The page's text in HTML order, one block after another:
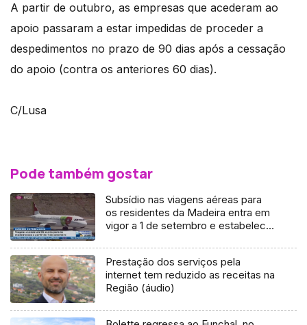
A partir de outubro, as empresas que acederam ao
apoio passaram a estar impedidas de proceder a
despedimentos no prazo de 90 dias após a cessação
do apoio (contra os anteriores 60 dias).
C/Lusa
Pode também gostar
Subsídio nas viagens aéreas para
os residentes da Madeira entra em
vigor a 1 de setembro e estabelece
Prestação dos serviços pela
internet tem reduzido as receitas na
Região (áudio)